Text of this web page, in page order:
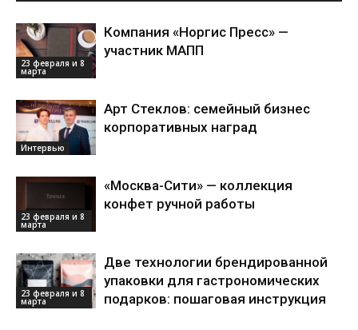
23 февраля и 8
марта
Компания «Норгис Пресс» —
участник МАПП
Интервью
Арт Стеклов: семейный бизнес
корпоративных наград
23 февраля и 8
марта
«Москва-Сити» — коллекция
конфет ручной работы
23 февраля и 8
марта
Две технологии брендированной
упаковки для гастрономических
подарков: пошаговая инструкция